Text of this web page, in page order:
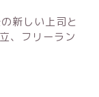
新しい上司と
、フリーラン